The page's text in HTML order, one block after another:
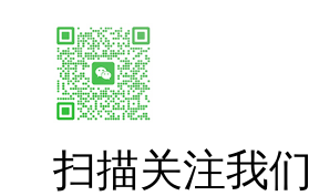
扫描关注我们